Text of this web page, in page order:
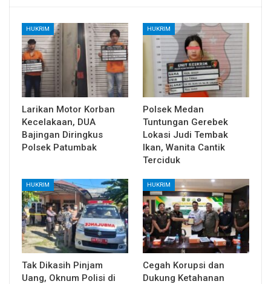
HUKRIM
Larikan Motor Korban
Kecelakaan, DUA
Bajingan Diringkus
Polsek Patumbak
HUKRIM
Polsek Medan
Tuntungan Gerebek
Lokasi Judi Tembak
Ikan, Wanita Cantik
Terciduk
HUKRIM
Tak Dikasih Pinjam
Uang, Oknum Polisi di
HUKRIM
Cegah Korupsi dan
Dukung Ketahanan